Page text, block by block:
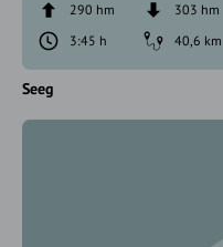
290 hm
303 hm
3:45 h
40,6 km
Seeg